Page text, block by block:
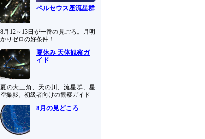
ペルセウス座流星群
8月12～13日が一番の見ごろ。月明
かりゼロの好条件！
夏休み 天体観察ガ
イド
夏の大三角、天の川、流星群、星
空撮影。初級者向けの観察ガイド
8月の見どころ